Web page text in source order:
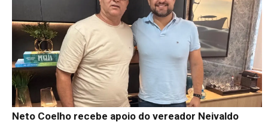
Neto Coelho recebe apoio do vereador Neivaldo